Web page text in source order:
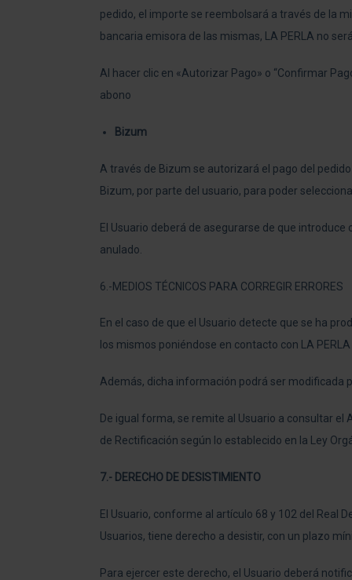
pedido, el importe se reembolsará a través de la
bancaria emisora de las mismas, LA PERLA no
Al hacer clic en «Autorizar Pago» o “Confirmar
abono
Bizum
A través de Bizum se autorizará el pago del
Bizum, por parte del usuario, para poder
El Usuario deberá de asegurarse de que
anulado.
6.-MEDIOS TÉCNICOS PARA CORREGIR ERRORES
En el caso de que el Usuario detecte que se ha
los mismos poniéndose en contacto con LA
Además, dicha información podrá ser modificada
De igual forma, se remite al Usuario a consultar
de Rectificación según lo establecido en la Ley
7.- DERECHO DE DESISTIMIENTO
El Usuario, conforme al artículo 68 y 102 del Real
Usuarios, tiene derecho a desistir, con un plazo
Para ejercer este derecho, el Usuario deberá